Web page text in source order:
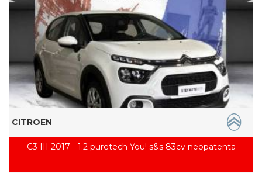
CITROEN
C3 III 2017 - 1.2 puretech You! s&s 83cv neopatenta